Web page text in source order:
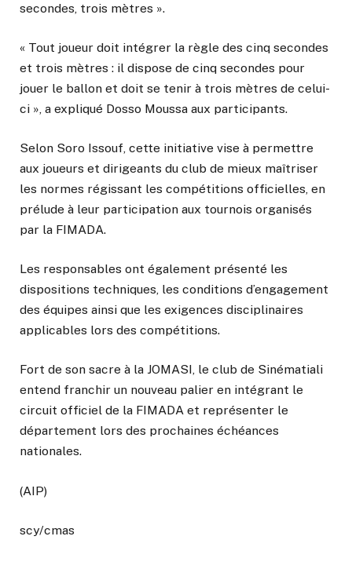
secondes, trois mètres ».
« Tout joueur doit intégrer la règle des cinq secondes
et trois mètres : il dispose de cinq secondes pour
jouer le ballon et doit se tenir à trois mètres de celui-
ci », a expliqué Dosso Moussa aux participants.
Selon Soro Issouf, cette initiative vise à permettre
aux joueurs et dirigeants du club de mieux maîtriser
les normes régissant les compétitions officielles, en
prélude à leur participation aux tournois organisés
par la FIMADA.
Les responsables ont également présenté les
dispositions techniques, les conditions d’engagement
des équipes ainsi que les exigences disciplinaires
applicables lors des compétitions.
Fort de son sacre à la JOMASI, le club de Sinématiali
entend franchir un nouveau palier en intégrant le
circuit officiel de la FIMADA et représenter le
département lors des prochaines échéances
nationales.
(AIP)
scy/cmas